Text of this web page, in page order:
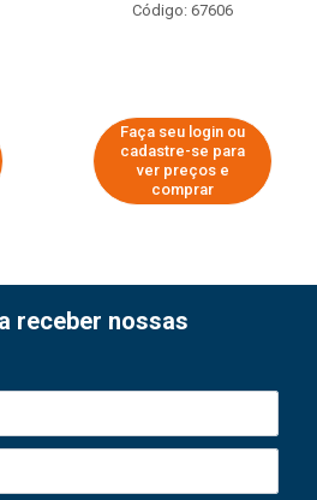
Código: 67606
Faça seu login ou
cadastre-se para
ver preços e
comprar
receber nossas